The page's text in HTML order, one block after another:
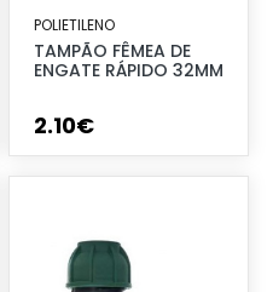
POLIETILENO
TAMPÃO FÊMEA DE
ENGATE RÁPIDO 32MM
2.10€